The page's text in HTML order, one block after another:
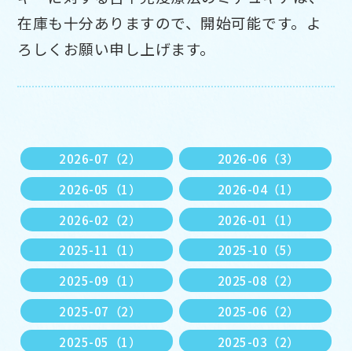
在庫も十分ありますので、開始可能です。よ
ろしくお願い申し上げます。
2026-07（2）
2026-06（3）
2026-05（1）
2026-04（1）
2026-02（2）
2026-01（1）
2025-11（1）
2025-10（5）
2025-09（1）
2025-08（2）
2025-07（2）
2025-06（2）
2025-05（1）
2025-03（2）